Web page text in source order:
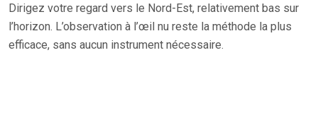
Dirigez votre regard vers le Nord-Est, relativement bas sur
l’horizon. L’observation à l’œil nu reste la méthode la plus
efficace, sans aucun instrument nécessaire.